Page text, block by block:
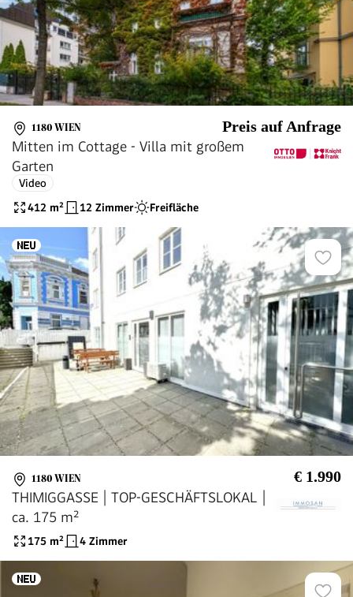
1180 WIEN Preis auf Anfrage
Mitten im Cottage - Villa mit großem
Garten
Video
412 m² 12 Zimmer Freifläche
1180 WIEN € 1.990
THIMIGGASSE | TOP-GESCHÄFTSLOKAL |
ca. 175 m²
175 m² 4 Zimmer